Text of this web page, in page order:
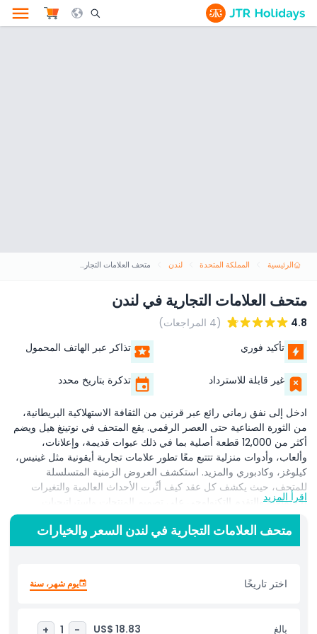
Search Opener Icon
الرئيسية المملكة المتحدة لندن متحف العلامات التجارية في لندن
متحف العلامات التجارية في لندن
4.8
(4 المراجعات)
تأكيد فوري
تذاكر عبر الهاتف المحمول
غير قابلة للاسترداد تذكرة بتاريخ محدد
ادخل إلى نفق زماني رائع عبر قرنين من الثقافة الاستهلاكية البريطانية،
من الثورة الصناعية حتى العصر الرقمي. يقع المتحف في نوتينغ هيل ويضم
أكثر من 12,000 قطعة أصلية بما في ذلك عبوات قديمة، وإعلانات،
وألعاب، وأدوات منزلية تتتبع معًا تطور علامات تجارية أيقونية مثل غينيس،
كيلوغز، وكادبوري والمزيد. استكشف العروض الزمنية المتسلسلة
للمتحف، حيث يكشف كل عقد كيف أثّرت الأحداث العالمية والتغيرات
الاجتماعية والتقدم التكنولوجي على تصميم المنتجات واستراتيجيات
التسويق. تجذب تجربة «نفق الزمن» العائلات ومحبي العلامات التجارية
وعشاق التصميم على حد سواء، مع مسارات تفاعلية، وحزم أنشطة
للأطفال، وذكريات تحنينية ممتعة للزوار البالغين. استمتع أيضًا بمعالم
(مثل «تاريخ العلامات» و«إعادة تجديد الزجاج»)، ومتجر هدايا، ومقهى مع
تراس حديقة هادئ. مع سهولة الوصول عبر وسائل النقل العام (دقيقتان
المتاحف في لندن لاستكشاف تاريخ المستهلك من منظور التصميم. مثالي
اقرأ المزيد
متحف العلامات التجارية في لندن السعر والخيارات
اختر تاريخًا يوم شهر، سنة
بالغ US$ 18.83
-
1
+